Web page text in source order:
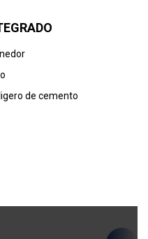
de cemento